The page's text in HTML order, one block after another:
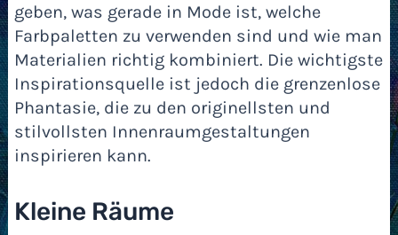
geben, was gerade in Mode ist, welche
Farbpaletten zu verwenden sind und wie man
Materialien richtig kombiniert. Die wichtigste
Inspirationsquelle ist jedoch die grenzenlose
Phantasie, die zu den originellsten und
stilvollsten Innenraumgestaltungen
inspirieren kann.
Kleine Räume